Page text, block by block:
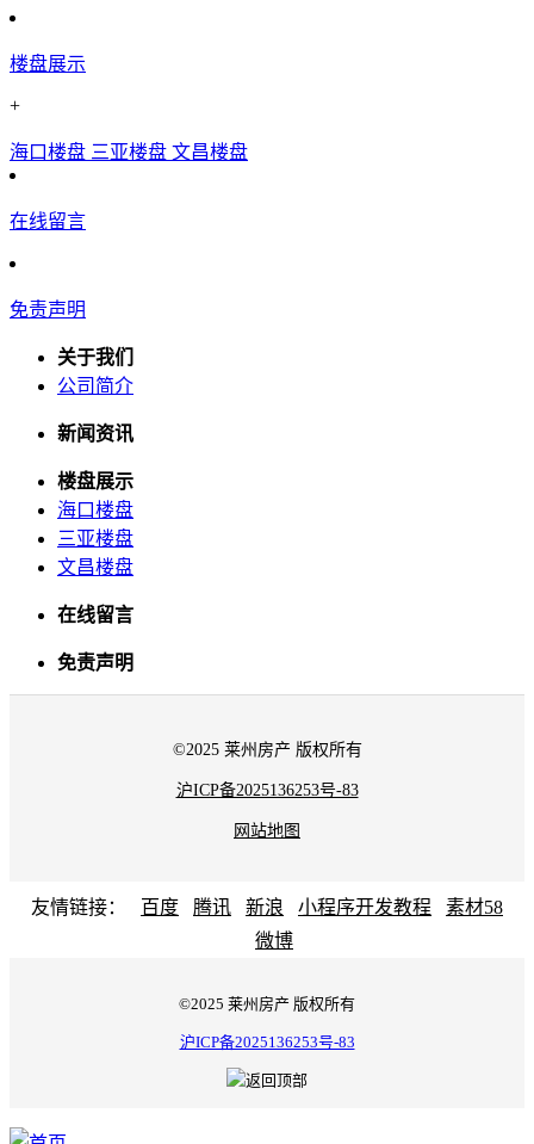
楼盘展示
+
海口楼盘 三亚楼盘 文昌楼盘
在线留言
免责声明
关于我们
公司简介
新闻资讯
楼盘展示
海口楼盘
三亚楼盘
文昌楼盘
在线留言
免责声明
©2025 莱州房产 版权所有
沪ICP备2025136253号-83
网站地图
友情链接： 百度 腾讯 新浪 小程序开发教程
素材58
微博
©2025 莱州房产 版权所有
沪ICP备2025136253号-83